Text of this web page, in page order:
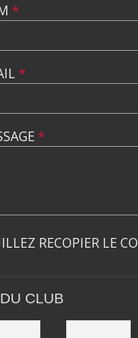
*
*
*
RECOPIER LE
CLUB